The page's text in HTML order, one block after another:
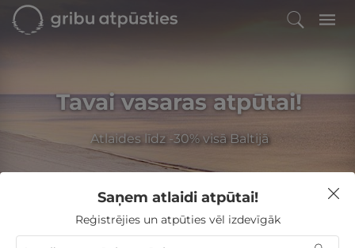
Tavai vasaras atpūtai!
Atlaides līdz -30% visā Baltijā
Filtrēt
Saņem atlaidi atpūtai!
Reģistrējies un atpūties vēl izdevīgāk